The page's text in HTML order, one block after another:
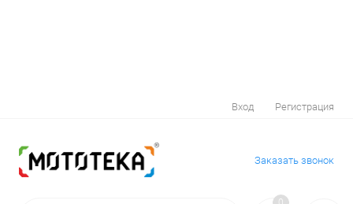
Вход Регистрация
Заказать звонок